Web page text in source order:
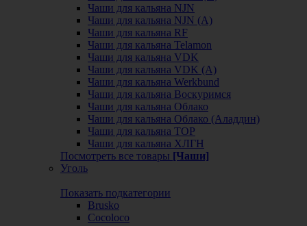
Чаши для кальяна NJN
Чаши для кальяна NJN (А)
Чаши для кальяна RF
Чаши для кальяна Telamon
Чаши для кальяна VDK
Чаши для кальяна VDK (А)
Чаши для кальяна Werkbund
Чаши для кальяна Воскуримся
Чаши для кальяна Облако
Чаши для кальяна Облако (Аладдин)
Чаши для кальяна ТОР
Чаши для кальяна ХЛГН
Посмотреть все товары [Чаши]
Уголь
Показать подкатегории
Brusko
Cocoloco